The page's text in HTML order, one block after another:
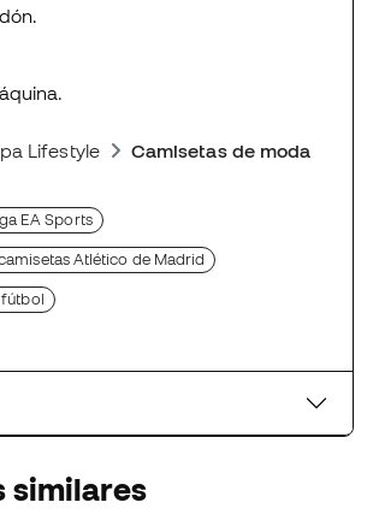
Lifestyle Camisetas de moda
EA Sports
Atlético de Madrid
fútbol
similares